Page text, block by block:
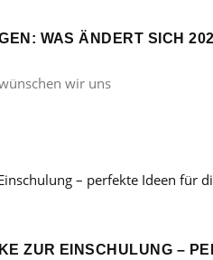
WAS ÄNDERT SICH
wir uns
ZUR EINSCHULUNG –